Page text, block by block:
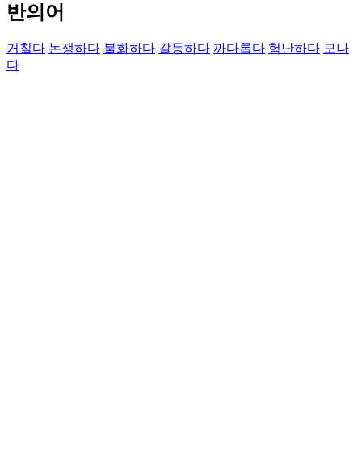
반의어
거칠다 논쟁하다 불화하다 갈등하다 까다롭다 험난하다 모나
다